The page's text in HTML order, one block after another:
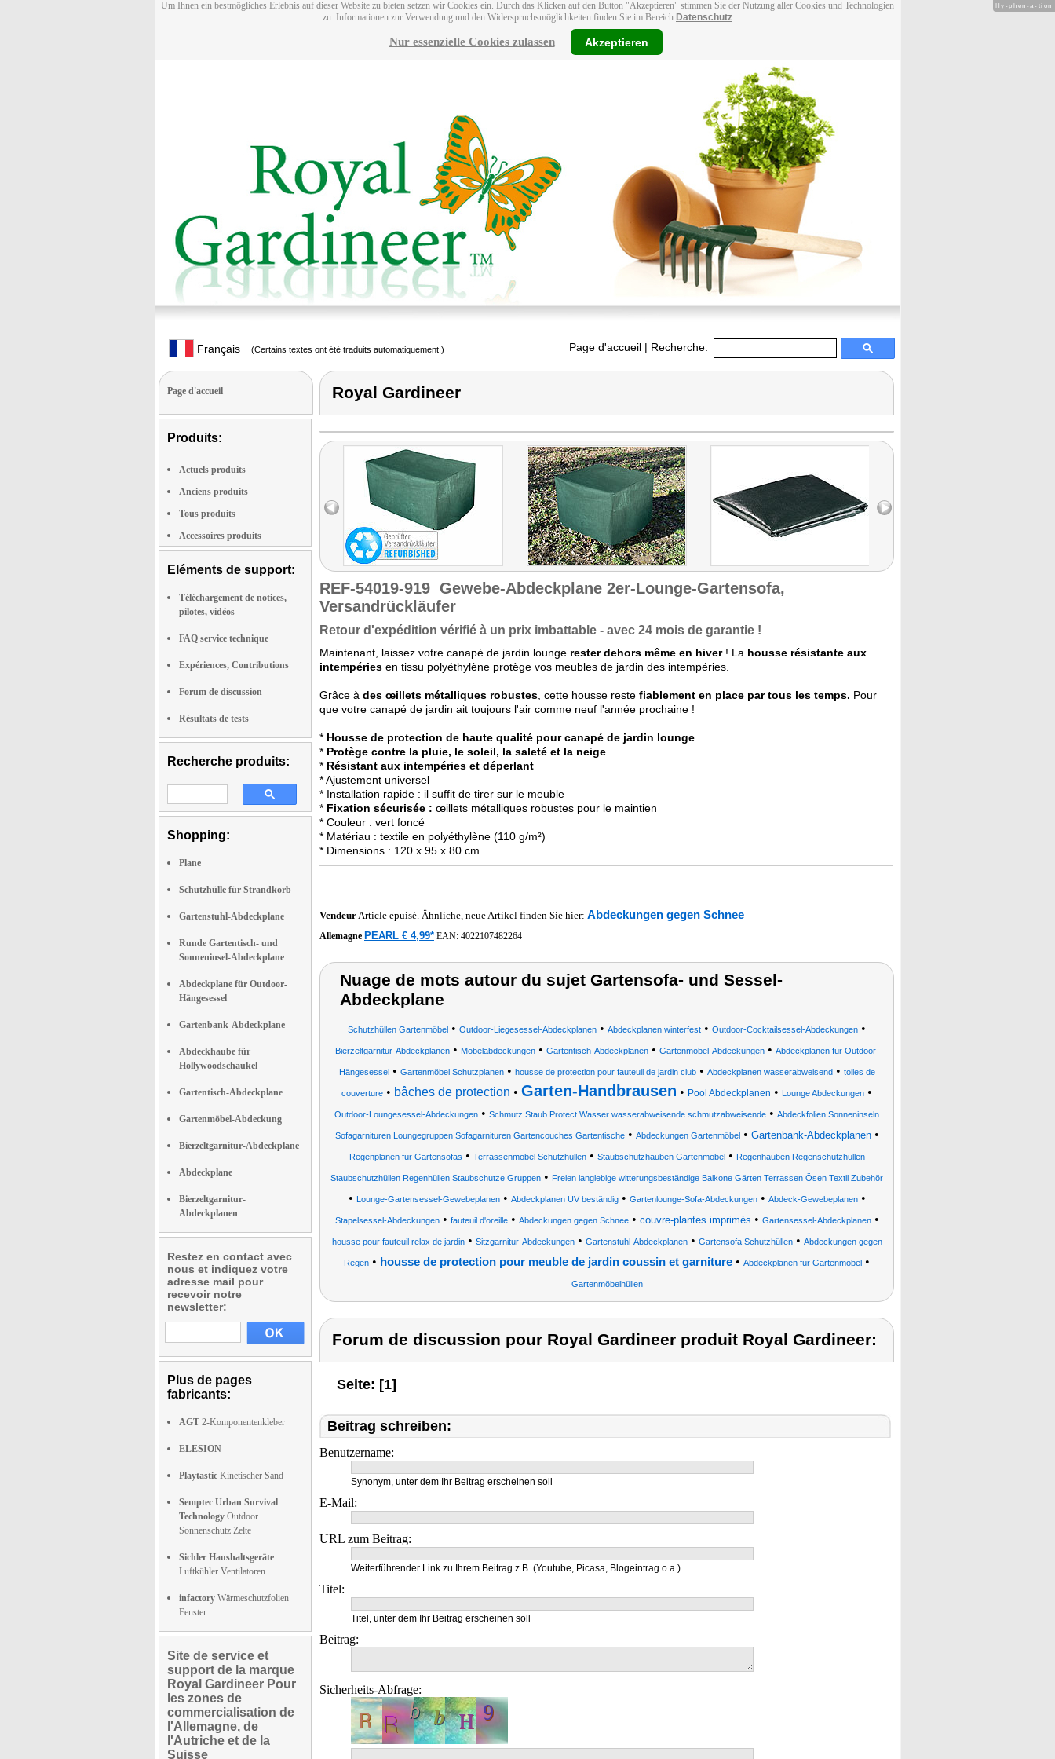
Um Ihnen ein bestmögliches Erlebnis auf dieser Website zu bieten setzen wir Cookies ein. Durch das Klicken auf den Button "Akzeptieren" stimmen Sie der Nutzung aller Cookies und Technologien
zu. Informationen zur Verwendung und den Widerspruchsmöglichkeiten finden Sie im Bereich Datenschutz
Nur essenzielle Cookies zulassen Akzeptieren
Français (Certains textes ont été traduits automatiquement.) Page d'accueil | Recherche:
Page d'accueil
Produits:
Actuels produits
Anciens produits
Tous produits
Accessoires produits
Eléments de support:
Téléchargement de notices,
pilotes, vidéos
FAQ service technique
Expériences, Contributions
Forum de discussion
Résultats de tests
Recherche produits:
Shopping:
Plane
Schutzhülle für Strandkorb
Gartenstuhl-Abdeckplane
Runde Gartentisch- und
Sonneninsel-Abdeckplane
Abdeckplane für Outdoor-
Hängesessel
Gartenbank-Abdeckplane
Abdeckhaube für
Hollywoodschaukel
Gartentisch-Abdeckplane
Gartenmöbel-Abdeckung
Bierzeltgarnitur-Abdeckplane
Abdeckplane
Bierzeltgarnitur-
Abdeckplanen
Restez en contact avec
nous et indiquez votre
adresse mail pour
recevoir notre
newsletter:
Plus de pages
fabricants:
AGT 2-Komponentenkleber
ELESION
Playtastic Kinetischer Sand
Semptec Urban Survival
Technology Outdoor
Sonnenschutz Zelte
Sichler Haushaltsgeräte
Luftkühler Ventilatoren
infactory Wärmeschutzfolien
Fenster
Site de service et
support de la marque
Royal Gardineer Pour
les zones de
commercialisation de
l'Allemagne, de
l'Autriche et de la
Suisse
Royal Gardineer
REF-54019-919 Gewebe-Abdeckplane 2er-Lounge-Gartensofa,
Versandrückläufer
Retour d'expédition vérifié à un prix imbattable - avec 24 mois de garantie !
Maintenant, laissez votre canapé de jardin lounge rester dehors même en hiver! La housse résistante aux
intempéries en tissu polyéthylène protège vos meubles de jardin des intempéries.
Grâce à des œillets métalliques robustes , cette housse reste fiablement en place par tous les temps. Pour
que votre canapé de jardin ait toujours l'air comme neuf l'année prochaine !
* Housse de protection de haute qualité pour canapé de jardin lounge
* Protège contre la pluie, le soleil, la saleté et la neige
* Résistant aux intempéries et déperlant
* Ajustement universel
* Installation rapide : il suffit de tirer sur le meuble
* Fixation sécurisée : œillets métalliques robustes pour le maintien
* Couleur : vert foncé
* Matériau : textile en polyéthylène (110 g/m²)
* Dimensions : 120 x 95 x 80 cm
VendeurArticle epuisé. Ähnliche, neue Artikel finden Sie hier: Abdeckungen gegen Schnee
Allemagne PEARL € 4,99* EAN: 4022107482264
Nuage de mots autour du sujet Gartensofa- und Sessel-
Abdeckplane
Schutzhüllen Gartenmöbel • Outdoor-Liegesessel-Abdeckplanen • Abdeckplanen winterfest • Outdoor-Cocktailsessel-Abdeckungen •
Bierzeltgarnitur-Abdeckplanen• Möbelabdeckungen• Gartentisch-Abdeckplanen• Gartenmöbel-Abdeckungen• Abdeckplanen für Outdoor-
Hängesessel• Gartenmöbel Schutzplanen• housse de protection pour fauteuil de jardin club• Abdeckplanen wasserabweisend• toiles de
couverture • bâches de protection • Garten-Handbrausen • Pool Abdeckplanen • Lounge Abdeckungen •
Outdoor-Loungesessel-Abdeckungen • Schmutz Staub Protect Wasser wasserabweisende schmutzabweisende • Abdeckfolien Sonneninseln
Sofagarnituren Loungegruppen Sofagarnituren Gartencouches Gartentische• Abdeckungen Gartenmöbel• Gartenbank-Abdeckplanen•
Regenplanen für Gartensofas • Terrassenmöbel Schutzhüllen• Staubschutzhauben Gartenmöbel• Regenhauben Regenschutzhüllen
Staubschutzhüllen Regenhüllen Staubschutze Gruppen • Freien langlebige witterungsbeständige Balkone Gärten Terrassen Ösen Textil Zubehör
• Lounge-Gartensessel-Gewebeplanen• Abdeckplanen UV beständig• Gartenlounge-Sofa-Abdeckungen• Abdeck-Gewebeplanen•
Stapelsessel-Abdeckungen• fauteuil d'oreille• Abdeckungen gegen Schnee• couvre-plantes imprimés • Gartensessel-Abdeckplanen•
housse pour fauteuil relax de jardin• Sitzgarnitur-Abdeckungen• Gartenstuhl-Abdeckplanen• Gartensofa Schutzhüllen• Abdeckungen gegen
Regen • housse de protection pour meuble de jardin coussin et garniture • Abdeckplanen für Gartenmöbel •
Gartenmöbelhüllen
Forum de discussion pour Royal Gardineer produit Royal Gardineer:
Seite: [1]
Beitrag schreiben:
Benutzername:
Synonym, unter dem Ihr Beitrag erscheinen soll
E-Mail:
URL zum Beitrag:
Weiterführender Link zu Ihrem Beitrag z.B. (Youtube, Picasa, Blogeintrag o.a.)
Titel:
Titel, unter dem Ihr Beitrag erscheinen soll
Beitrag:
Sicherheits-Abfrage:
Hy-phen-a-tion